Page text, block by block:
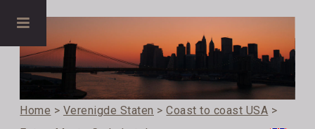
Home > Verenigde Staten >Coast to coast USA >